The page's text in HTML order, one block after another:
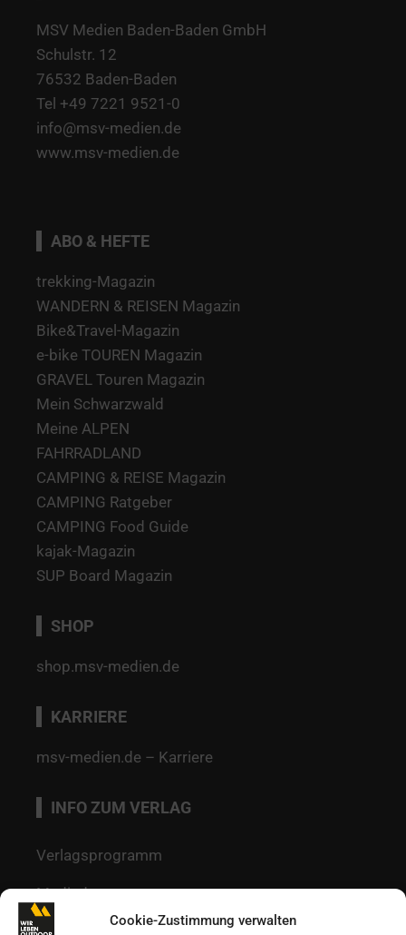
Cookie-Zustimmung verwalten
MSV Medien Baden-Baden GmbH
Schulstr. 12
76532 Baden-Baden
Tel +49 7221 9521-0
info@msv-medien.de
www.msv-medien.de
ABO & HEFTE
trekking-Magazin
WANDERN & REISEN Magazin
Bike&Travel-Magazin
e-bike TOUREN Magazin
GRAVEL Touren Magazin
Mein Schwarzwald
Meine ALPEN
FAHRRADLAND
CAMPING & REISE Magazin
CAMPING Ratgeber
CAMPING Food Guide
kajak-Magazin
SUP Board Magazin
SHOP
shop.msv-medien.de
KARRIERE
msv-medien.de – Karriere
INFO ZUM VERLAG
Verlagsprogramm
Mediadaten
Redaktion